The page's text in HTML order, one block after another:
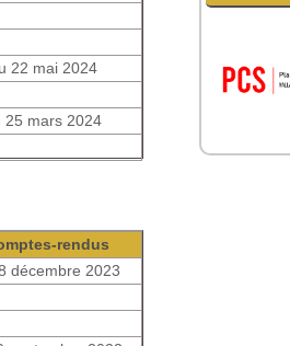
22 mai 2024
25 mars 2024
rendus
décembre 2023